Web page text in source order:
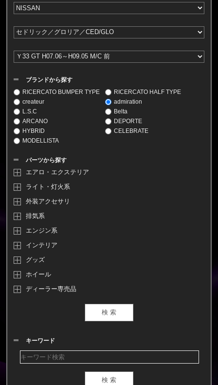
ブランドから探す
RICERCATO BUMPER TYPE
RICERCATO HALF TYPE
createur
admiration
L.S.C
Belta
ARCANO
DEPORTE
HYBRID
CELEBRATE
MODELLISTA
パーツから探す
エアロ・エクステリア
ライト・灯火系
外装アクセサリ
排気系
エンジン系
インテリア
グッズ
ホイール
ディーラー専売品
キーワード